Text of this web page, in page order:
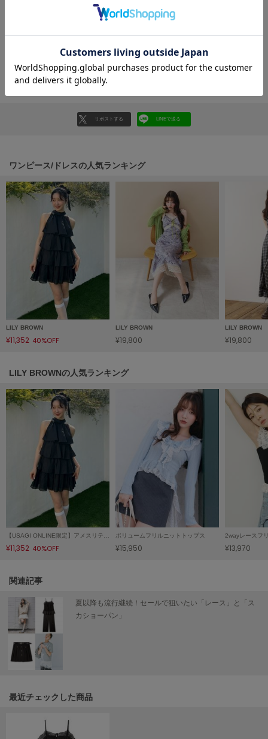
ファーファー
gelato pique
GELATO PIQUE CAT&DOG
ジェラート ピケ キャットアンドドッグ
GRAMICCI
グラミチ
HUNTER
ハンター
HOKA ONEONE
ホカ オネオネ
キーン
le coq sportif
ルコックスポルティフ
LeSportsac
レスポートサック
LILY BROWN
LILY BROWN Lingerie
リリーブラウンランジェリー
LITTLE UNION TOKYO
リトルユニオン トウキョウ
ミチュ コケット
レビューを書く
返品・キャンセルについて
リポストする LINEで送る
ワンピース/ドレスの人気ランキング
LILY BROWN
¥11,352 40%OFF
LILY BROWN
¥19,800
LILY BROWN
¥19,800
LILY BROWNの人気ランキング
【USAGI ONLINE限定】アメスリティアードワンピース
¥11,352 40%OFF
ボリュームフリルニットトップス
¥15,950
2wayレースフ
¥13,970
関連記事
夏以降も流行継続！セールで狙いたい「レース」と「ス
カショーパン」
最近チェックした商品